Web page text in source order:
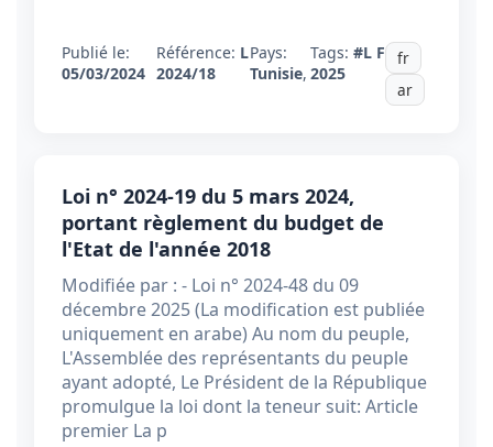
Publié le:
05/03/2024
Référence: L
2024/18
Pays:
Tunisie,
Tags: #L F
2025
fr
ar
Loi n° 2024-19 du 5 mars 2024,
portant règlement du budget de
l'Etat de l'année 2018
Modifiée par : - Loi n° 2024-48 du 09
décembre 2025 (La modification est publiée
uniquement en arabe) Au nom du peuple,
L'Assemblée des représentants du peuple
ayant adopté, Le Président de la République
promulgue la loi dont la teneur suit: Article
premier La p